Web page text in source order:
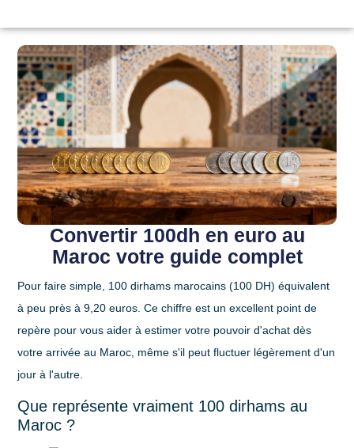
Convertir 100dh en euro au
Maroc votre guide complet
Pour faire simple, 100 dirhams marocains (100 DH) équivalent
à peu près à 9,20 euros . Ce chiffre est un excellent point de
repère pour vous aider à estimer votre pouvoir d'achat dès
votre arrivée au Maroc, même s'il peut fluctuer légèrement d'un
jour à l'autre.
Que représente vraiment 100 dirhams au
Maroc ?